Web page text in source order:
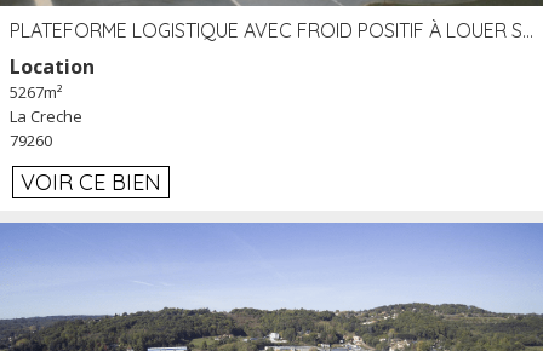
PLATEFORME LOGISTIQUE AVEC FROID POSITIF À LOUER SECTEUR NIORT (79)
Location
5267m²
La Creche
79260
VOIR CE BIEN